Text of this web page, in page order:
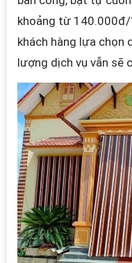
khoảng từ
khách hàng lựa chọn
lượng dịch vụ vẫn sẽ